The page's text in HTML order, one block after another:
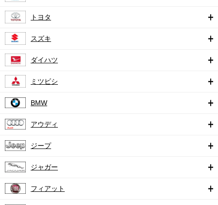
トヨタ
スズキ
ダイハツ
ミツビシ
BMW
アウディ
ジープ
ジャガー
フィアット